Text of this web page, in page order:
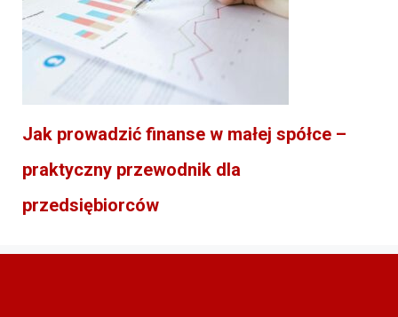
Jak prowadzić finanse w małej spółce –
praktyczny przewodnik dla
przedsiębiorców